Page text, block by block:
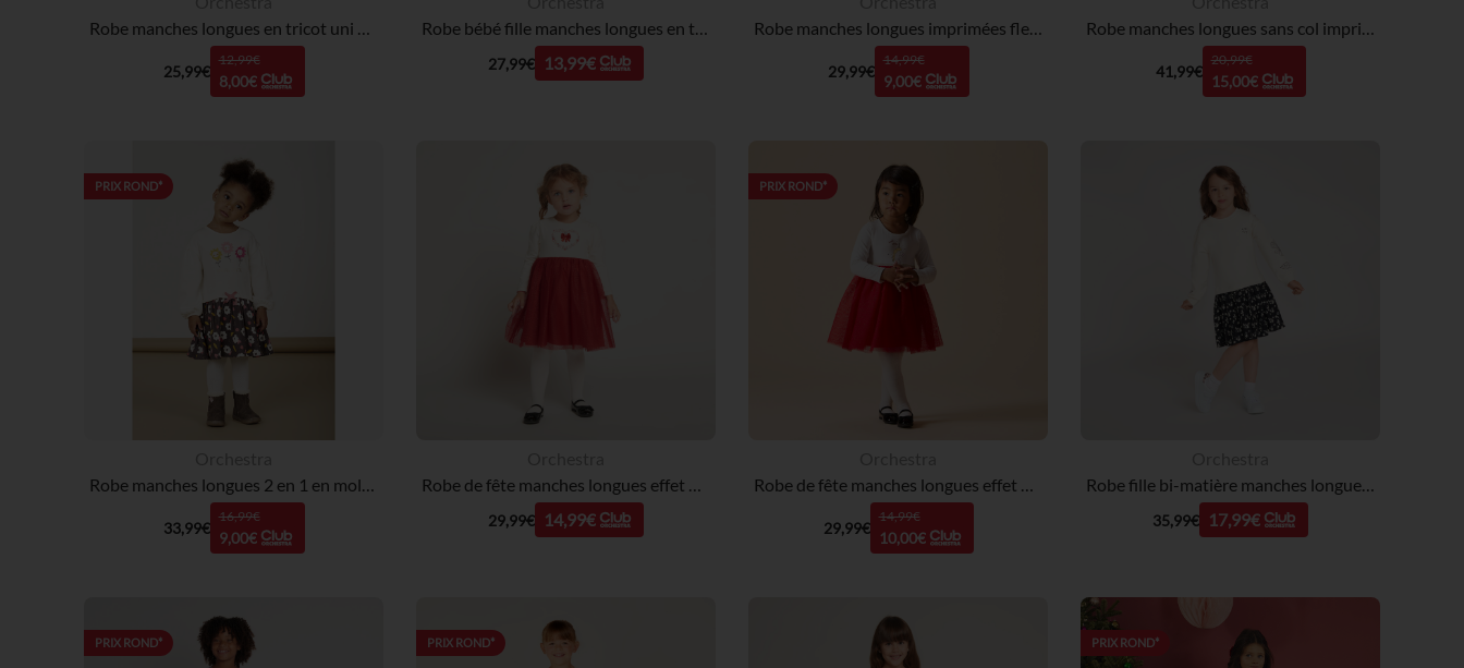
Robe manches longues en tricot uni pour bébé fille
25,99€
12,99€
8,00€
Robe bébé fille manches longues en tricot jacquard
27,99€ 13,99€
Robe manches longues imprimées fleurs plates pour bébé fille
29,99€
14,99€
9,00€
Robe manches longues sans col imprimé fleurs fille
41,99€
20,99€
15,00€
PRIX ROND*
Robe manches longues 2 en 1 en molleton quilté imprimé fleuri pour bébé fille
33,99€
16,99€
9,00€
Robe de fête manches longues effet 2 en 1 pour bébé fille
29,99€ 14,99€
PRIX ROND*
Robe de fête manches longues effet 2 en 1 bi-matière pour bébé fille
29,99€
14,99€
10,00€
Robe fille bi-matière manches longues broderie fleurie
35,99€ 17,99€
PRIX ROND* PRIX ROND* PRIX ROND*